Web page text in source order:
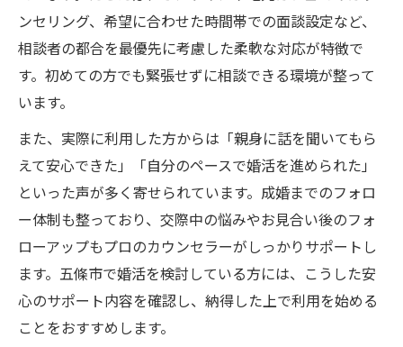
ンセリング、希望に合わせた時間帯での面談設定など、
相談者の都合を最優先に考慮した柔軟な対応が特徴で
す。初めての方でも緊張せずに相談できる環境が整って
います。
また、実際に利用した方からは「親身に話を聞いてもら
えて安心できた」「自分のペースで婚活を進められた」
といった声が多く寄せられています。成婚までのフォロ
ー体制も整っており、交際中の悩みやお見合い後のフォ
ローアップもプロのカウンセラーがしっかりサポートし
ます。五條市で婚活を検討している方には、こうした安
心のサポート内容を確認し、納得した上で利用を始める
ことをおすすめします。